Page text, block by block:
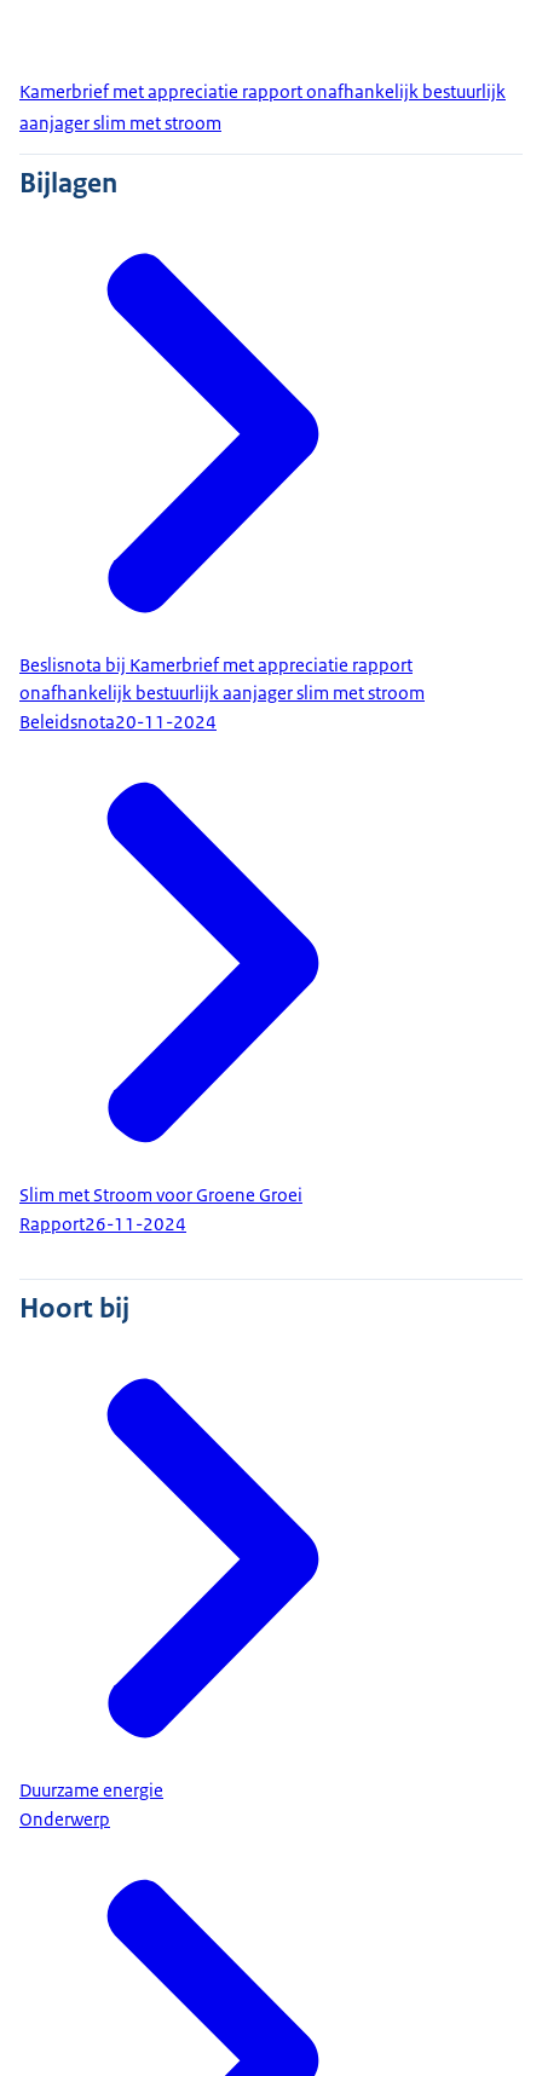
Kamerbrief met appreciatie rapport onafhankelijk bestuurlijk
aanjager slim met stroom
Bijlagen
Beslisnota bij Kamerbrief met appreciatie rapport
onafhankelijk bestuurlijk aanjager slim met stroom
Beleidsnota20-11-2024
Slim met Stroom voor Groene Groei
Rapport26-11-2024
Hoort bij
Duurzame energie
Onderwerp